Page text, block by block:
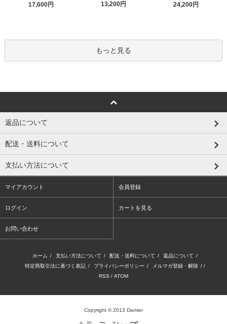
17,600円
13,200円
24,200円
もっと見る
返品について
配送・送料について
支払い方法について
マイアカウント 会員登録
ログイン カートを見る
お問い合わせ
ホーム / 支払い方法について / 配送・送料について / 返品について /
特定商取引法に基づく表記 / プライバシーポリシー / メルマガ登録・解除 / /
RSS / ATOM
Copyright © 2013 Damier